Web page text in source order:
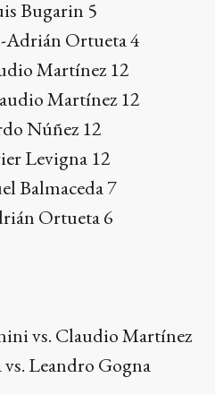
Bugarin 5
Ortueta 4
Martínez 12
Martínez 12
Núñez 12
Levigna 12
Balmaceda 7
Ortueta 6
vs. Claudio Martínez
Leandro Gogna